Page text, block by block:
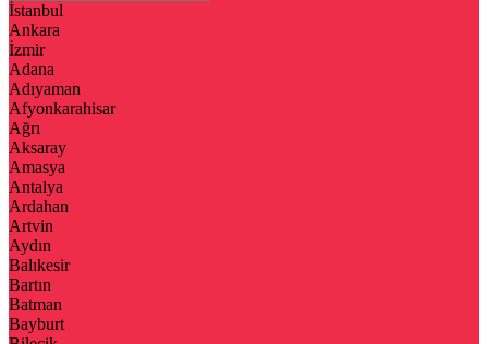
İstanbul
Ankara
İzmir
Adana
Adıyaman
Afyonkarahisar
Ağrı
Aksaray
Amasya
Antalya
Ardahan
Artvin
Aydın
Balıkesir
Bartın
Batman
Bayburt